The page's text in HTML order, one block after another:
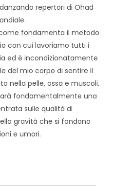
repertori di Ohad
fondamenta il metodo
con cui lavoriamo tutti i
ed è incondizionatamente
del mio corpo di sentire il
nella pelle, ossa e muscoli.
fondamentalmente una
sulle qualità di
gravità che si fondono
e umori.